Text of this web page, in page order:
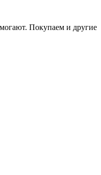
Покупаем и дру­гие